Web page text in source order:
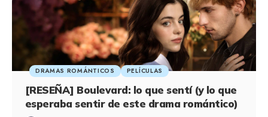
DRAMAS ROMÁNTICOS PELÍCULAS
[RESEÑA] Boulevard: lo que sentí (y lo que
esperaba sentir de este drama romántico)